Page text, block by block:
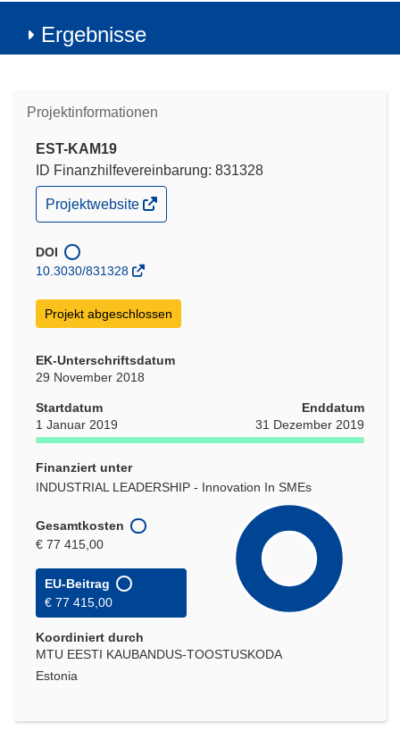
Ergebnisse
Projektinformationen
EST-KAM19
ID Finanzhilfevereinbarung: 831328
(öffnet
in
Fenster)
Projektwebsite
DOI
10.3030/831328
Projekt abgeschlossen
EK-Unterschriftsdatum
29 November 2018
Startdatum
1 Januar 2019
Enddatum
31 Dezember 2019
Finanziert unter
INDUSTRIAL LEADERSHIP - Innovation In SMEs
Gesamtkosten
€ 77 415,00
EU-Beitrag
€ 77 415,00
Koordiniert durch
MTU EESTI KAUBANDUS-TOOSTUSKODA
Estonia